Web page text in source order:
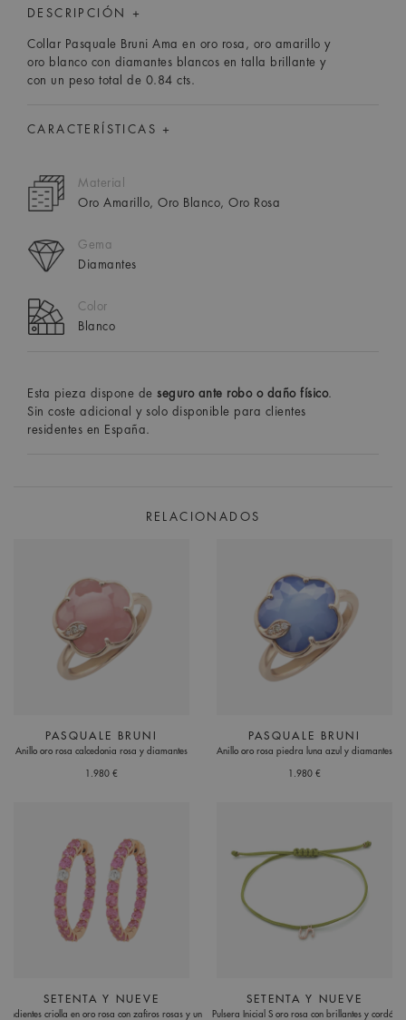
DESCRIPCIÓN +
Collar Pasquale Bruni Ama en oro rosa, oro amarillo y
oro blanco con diamantes blancos en talla brillante y
con un peso total de 0.84 cts.
CARACTERÍSTICAS +
Material
Oro Amarillo, Oro Blanco, Oro Rosa
Gema
Diamantes
Color
Blanco
Esta pieza dispone de seguro ante robo o daño físico.
Sin coste adicional y solo disponible para clientes
residentes en España.
RELACIONADOS
PASQUALE BRUNI
Anillo oro rosa calcedonia rosa y diamantes
1.980 €
PASQUALE BRUNI
Anillo oro rosa piedra luna azul y diamantes
1.980 €
SETENTA Y NUEVE
Pendientes criolla en oro rosa con zafiros rosas y un
SETENTA Y NUEVE
Pulsera Inicial S oro rosa con brillantes y cordón